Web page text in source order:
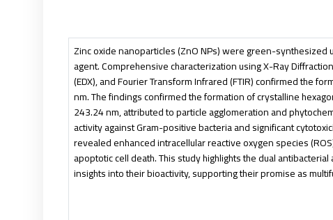
Zinc oxide nanoparticles (ZnO NPs) were green-synthesized
agent. Comprehensive characterization using X-Ray
(EDX), and Fourier Transform Infrared (FTIR) confirmed the
nm. The findings confirmed the formation of crystalline
243.24 nm, attributed to particle agglomeration and
activity against Gram-positive bacteria and significant
revealed enhanced intracellular reactive oxygen species
apoptotic cell death. This study highlights the dual
insights into their bioactivity, supporting their promise as